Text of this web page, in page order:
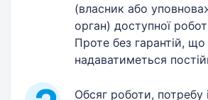
(власник або
орган) доступної
Проте без гарантій, що
надаватиметься
Обсяг роботи, потребу